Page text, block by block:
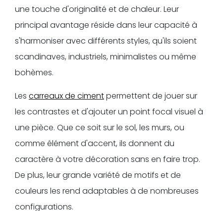
une touche d'originalité et de chaleur. Leur
principal avantage réside dans leur capacité à
s'harmoniser avec différents styles, qu'ils soient
scandinaves, industriels, minimalistes ou même
bohèmes.
Les carreaux de cimentpermettent de jouer sur
les contrastes et d'ajouter un point focal visuel à
une pièce. Que ce soit sur le sol, les murs, ou
comme élément d'accent, ils donnent du
caractère à votre décoration sans en faire trop.
De plus, leur grande variété de motifs et de
couleurs les rend adaptables à de nombreuses
configurations.